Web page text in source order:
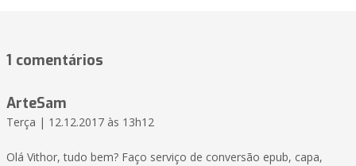
1 comentários
ArteSam
Terça | 12.12.2017 às 13h12
Olá Vithor, tudo bem? Faço serviço de conversão epub, capa,